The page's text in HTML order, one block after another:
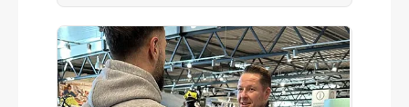
Rücklicht
Fuxon R-20EB LED